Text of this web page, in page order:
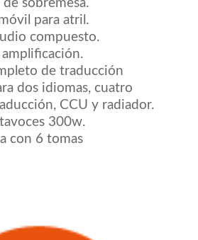
sobremesa.
para atril.
compuesto.
de traducción
dos idiomas, cuatro
CCU y radiador.
300w.
con 6 tomas